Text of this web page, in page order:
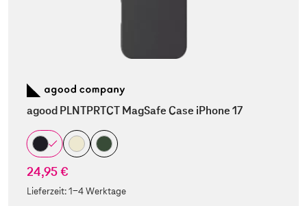
agood PLNTPRTCT MagSafe Case iPhone 17
24,95 €
Lieferzeit:1-4 Werktage